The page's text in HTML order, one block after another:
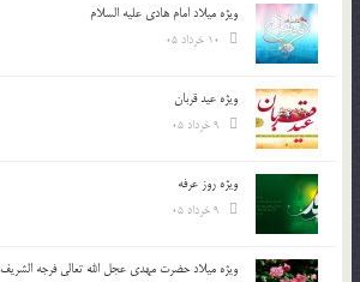
ویژه میلاد امام هادی علیه السلام
ویژه عید قربان
ویژه روز عرفه
ویژه میلاد حضرت مهدی عجل الله تعالی فرجه الشريف